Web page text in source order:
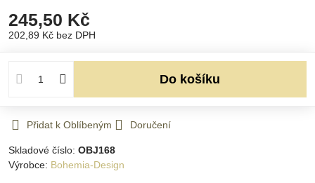
245,50 Kč
202,89 Kč bez DPH
Do košíku
Přidat k Oblíbeným Doručení
Skladové číslo: OBJ168
Výrobce: Bohemia-Design